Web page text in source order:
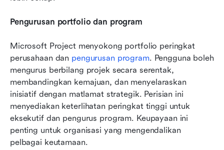
Pengurusan portfolio dan program
Microsoft Project menyokong portfolio peringkat
perusahaan dan pengurusan program. Pengguna boleh
mengurus berbilang projek secara serentak,
membandingkan kemajuan, dan menyelaraskan
inisiatif dengan matlamat strategik. Perisian ini
menyediakan keterlihatan peringkat tinggi untuk
eksekutif dan pengurus program. Keupayaan ini
penting untuk organisasi yang mengendalikan
pelbagai keutamaan.